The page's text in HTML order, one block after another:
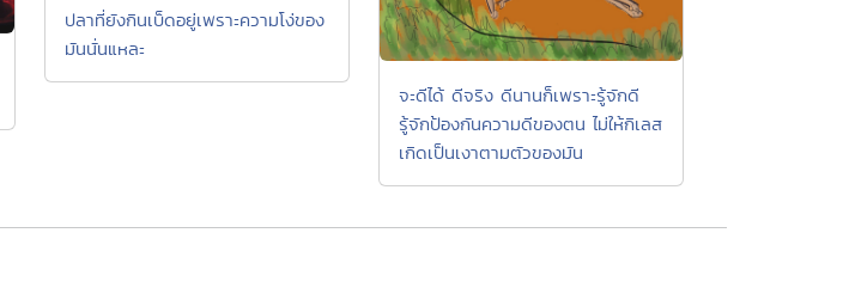
ปลาที่ยังกินเบ็ดอยู่เพราะความโง่ของ
มันนั่นแหละ
จะดีได้ ดีจริง ดีนานก็เพราะรู้จักดี
รู้จักป้องกันความดีของตน ไม่ให้กิเลส
เกิดเป็นเงาตามตัวของมัน